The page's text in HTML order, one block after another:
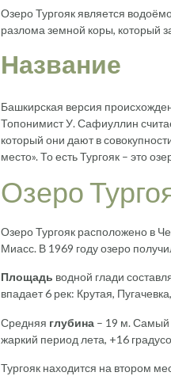
Озеро Тургояк является
разлома земной коры, который
Название
Башкирская версия
Топонимист У. Сафиуллин
который они дают в
место». То есть Тургояк – это
Озеро
Озеро Тургояк расположено в
Миасс. В 1969 году озеро
Площадь водной глади
впадает 6 рек: Крутая,
Средняя глубина – 19 м. Самый
жаркий период лета, +16
Тургояк находится на втором